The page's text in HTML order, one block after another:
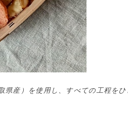
県産）を使用し、すべての工程を